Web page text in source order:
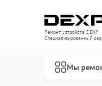
Ремонт устройств DEXP
Специализированный
Мы